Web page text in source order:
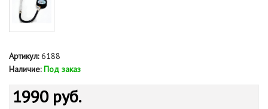
Артикул:6188
Наличие: Под заказ
1990 руб.